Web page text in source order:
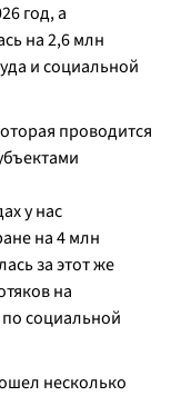
год, а
на 2,6 млн
и социальной
проводится
у нас
на 4 млн
за этот же
на
социальной
несколько